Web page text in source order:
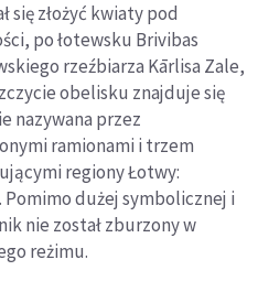
się złożyć kwiaty pod
po łotewsku Brivibas
rzeźbiarza Kārlisa Zale,
obelisku znajduje się
nazywana przez
ramionami i trzem
regiony Łotwy:
dużej symbolicznej i
nie został zburzony w
reżimu.